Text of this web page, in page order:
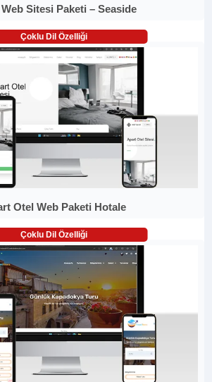
Sitesi Paketi – Seaside
Çoklu Dil Özelliği
Otel Web Paketi Hotale
Çoklu Dil Özelliği